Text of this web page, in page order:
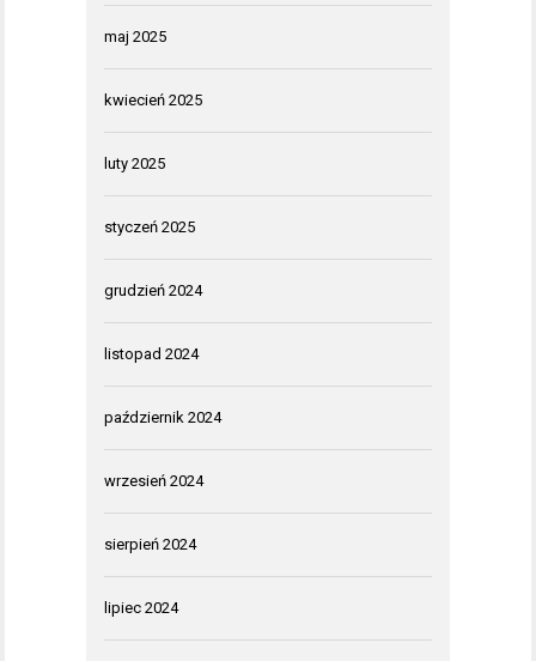
maj 2025
kwiecień 2025
luty 2025
styczeń 2025
grudzień 2024
listopad 2024
październik 2024
wrzesień 2024
sierpień 2024
lipiec 2024